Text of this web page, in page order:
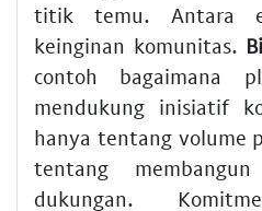
titik temu. Antara
keinginan komunitas.
contoh bagaimana
mendukung inisiatif
hanya tentang volume
tentang
dukungan.